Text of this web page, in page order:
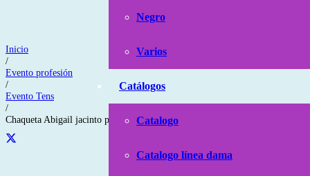
Negro
Varios
Catálogos
Catalogo
Catalogo línea dama
Inicio
/
Evento profesión
/
Evento Tens
/
Chaqueta Abigail jacinto pespunte blanco